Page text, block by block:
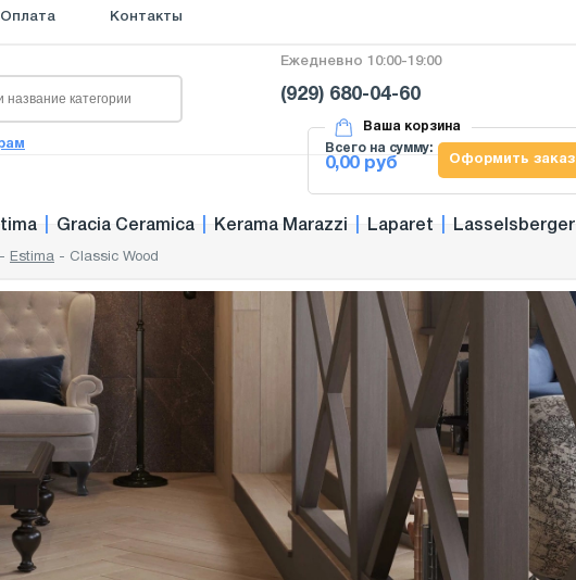
Оплата Контакты
Ежедневно 10:00-19:00
(929) 680-04-60
Ваша корзина
Оформить заказ
Всего на сумму:
0,00 руб
Gracia Ceramica Kerama Marazzi Laparet Lasselsberger
- Estima - Classic Wood